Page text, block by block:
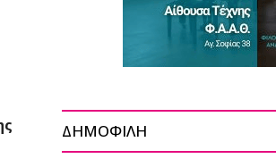
ΔΗΜΟΦΙΛΗ